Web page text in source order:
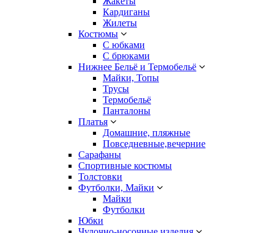
Кардиганы
Жилеты
Костюмы
С юбками
С брюками
Нижнее Бельё и Термобельё
Майки, Топы
Трусы
Термобельё
Панталоны
Платья
Домашние, пляжные
Повседневные,вечерние
Сарафаны
Спортивные костюмы
Толстовки
Футболки, Майки
Майки
Футболки
Юбки